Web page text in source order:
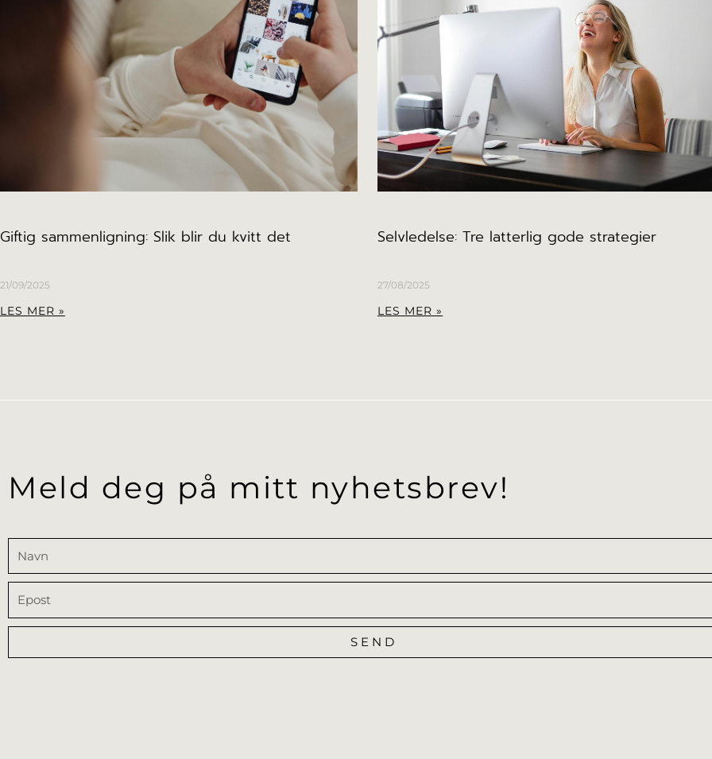
Giftig sammenligning: Slik blir du kvitt det
21/09/2025
LES MER »
Selvledelse: Tre latterlig gode strategier
27/08/2025
LES MER »
Meld deg på mitt nyhetsbrev!
SEND